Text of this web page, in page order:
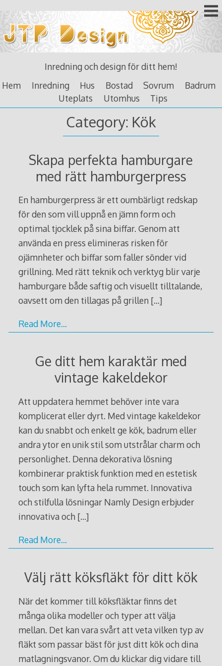
content
Inredning och design för ditt hem!
Hem
Inredning Hus Bostad Sovrum
Badrum
Uteplats
Utomhus Tips
Category: Kök
Skapa perfekta hamburgare
med rätt hamburgerpress
En hamburgerpress är ett oumbärligt redskap
för den som vill uppnå en jämn form och
optimal tjocklek på sina biffar. Genom att
använda en press elimineras risken för
ojämnheter och biffar som faller sönder vid
grillning. Med rätt teknik och verktyg blir varje
hamburgare både saftig och visuellt tilltalande,
oavsett om den tillagas på grillen […]
Read More…
Ge ditt hem karaktär med
vintage kakeldekor
Att uppdatera hemmet behöver inte vara
komplicerat eller dyrt. Med vintage kakeldekor
kan du snabbt och enkelt ge kök, badrum eller
andra ytor en unik stil som utstrålar charm och
personlighet. Denna dekorativa lösning
kombinerar praktisk funktion med en estetisk
touch som kan lyfta hela rummet. Innovativa
och stilfulla lösningar Namly Design erbjuder
innovativa och […]
Read More…
Välj rätt köksfläkt för ditt kök
När det kommer till köksfläktar finns det
många olika modeller och typer att välja
mellan. Det kan vara svårt att veta vilken typ av
fläkt som passar bäst för just ditt kök och dina
matlagningsvanor. Om du klickar dig vidare till